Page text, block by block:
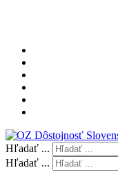
Hľadať ...
Hľadať ...